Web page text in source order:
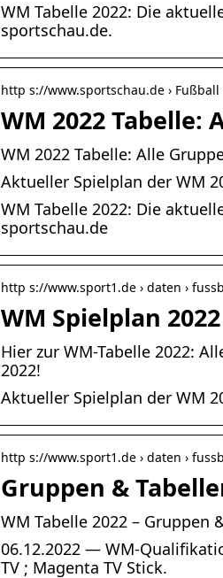
WM Tabelle 2022: Die
sportschau.de.
http s://www.sportschau.de › Fußball
WM 2022 Tabelle:
WM 2022 Tabelle: Alle
Aktueller Spielplan der WM
WM Tabelle 2022: Die
sportschau.de
http s://www.sport1.de › daten ›
WM Spielplan
Hier zur WM-Tabelle 2022:
2022!
Aktueller Spielplan der WM
http s://www.sport1.de › daten ›
Gruppen &
WM Tabelle 2022 – Gruppen
06.12.2022 — WM-
TV ; Magenta TV Stick.